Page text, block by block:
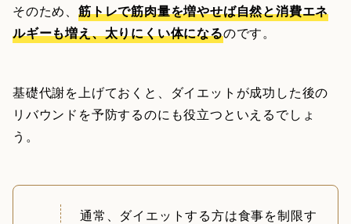
そのため、 筋トレで筋肉量を増やせば自然と消費エネ
ルギーも増え、太りにくい体になるのです。
基礎代謝を上げておくと、ダイエットが成功した後の
リバウンドを予防するのにも役立つといえるでしょ
う。
通常、ダイエットする方は食事を制限す